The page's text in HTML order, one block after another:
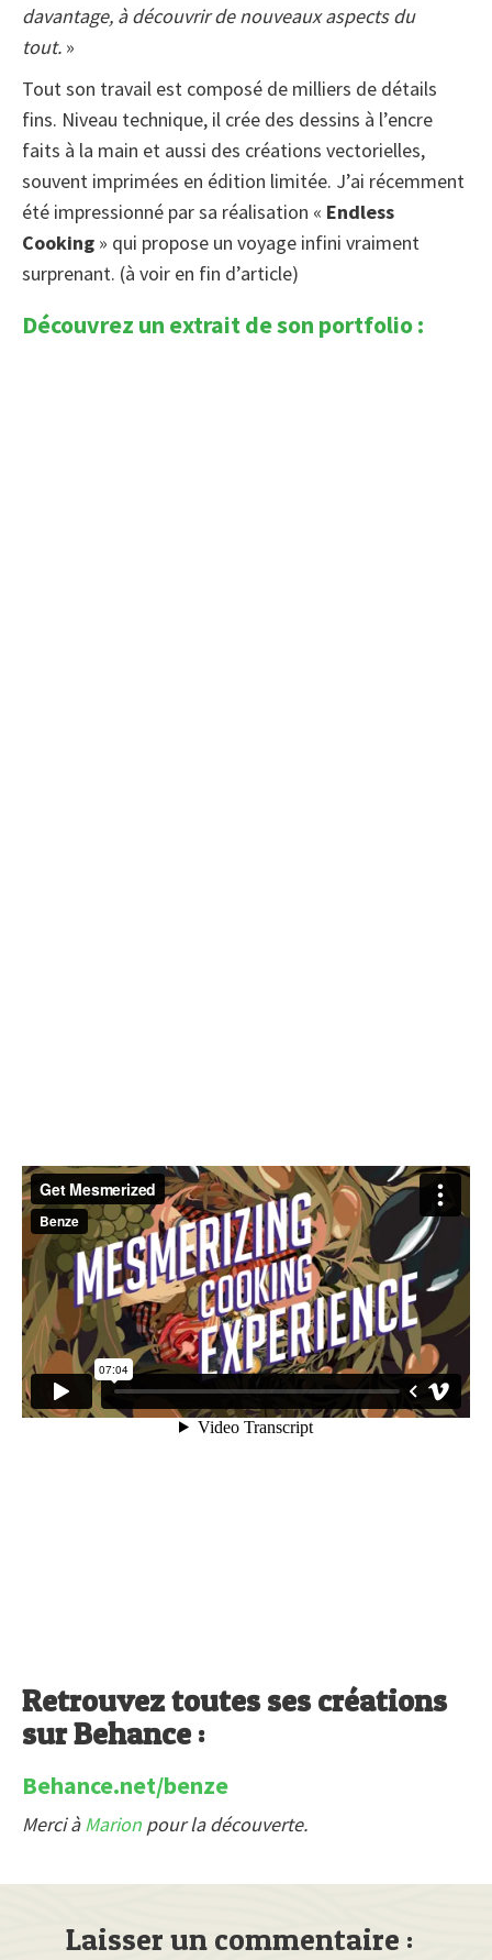
davantage, à découvrir de nouveaux aspects du
tout. »
Tout son travail est composé de milliers de détails
fins. Niveau technique, il crée des dessins à l’encre
faits à la main et aussi des créations vectorielles,
souvent imprimées en édition limitée. J’ai récemment
été impressionné par sa réalisation « Endless
Cooking » qui propose un voyage infini vraiment
surprenant. (à voir en fin d’article)
Découvrez un extrait de son portfolio :
Retrouvez toutes ses créations
sur Behance :
Behance.net/benze
Merci àMarion pour la découverte.
Laisser un commentaire :